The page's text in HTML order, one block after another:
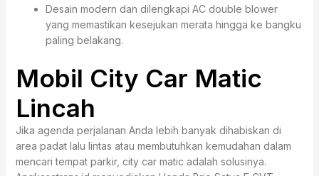
Desain modern dan dilengkapi AC double blower
yang memastikan kesejukan merata hingga ke bangku
paling belakang.
Mobil City Car Matic
Lincah
Jika agenda perjalanan Anda lebih banyak dihabiskan di
area padat lalu lintas atau membutuhkan kemudahan dalam
mencari tempat parkir, city car matic adalah solusinya.